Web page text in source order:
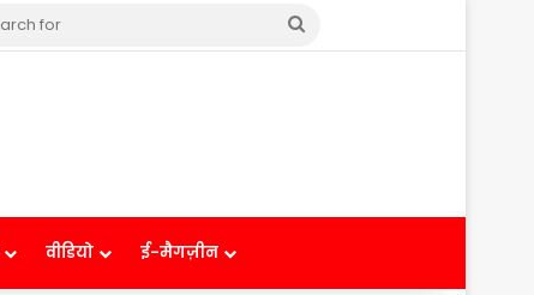
Search
वीडियो ई-मैगज़ीन